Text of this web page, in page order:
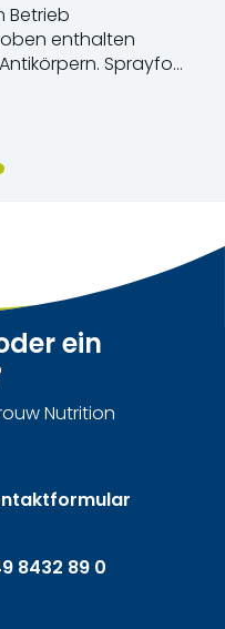
Betrieb
enthalten
Sprayfo
Biestmilch basiert
die Biestmilch der
ein
Nutrition
8432 89 0